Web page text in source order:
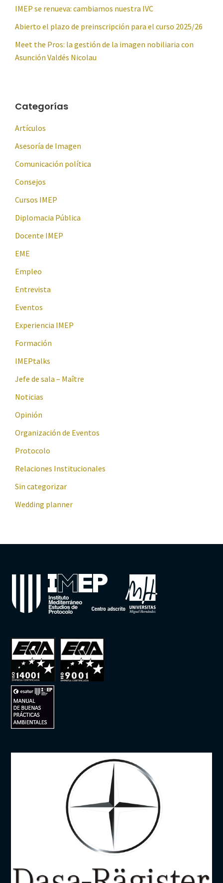
IMEP se renueva: cambiamos nuestra IVC
Abierto el plazo de preinscripción para el curso 2025/26
Meet the Pros: la gestión de la imagen nobiliaria con
Asunción Valdés Nicolau
Categorías
Artículos
Asesoría de Imagen
Comunicación política
Consejos
Cursos IMEP
Diplomacia Pública
Docente IMEP
EME
Empleo
Entrevista
Eventos
Experiencia IMEP
Formación
IMEPtalks
Jefe de sala – Maître
Noticias
Opinión
Organización de Eventos
Protocolo
Relaciones Institucionales
Sin categorizar
Wedding planner